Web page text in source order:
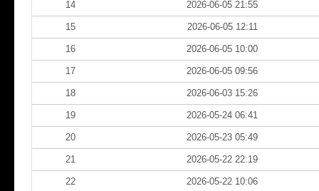
14 2026-06-05 21:55
15 2026-06-05 12:11
16 2026-06-05 10:00
17 2026-06-05 09:56
18 2026-06-03 15:26
19 2026-05-24 06:41
20 2026-05-23 05:49
21 2026-05-22 22:19
22 2026-05-22 10:06